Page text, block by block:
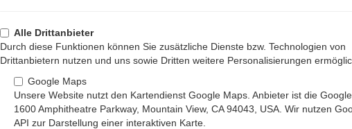
Alle Drittanbieter
Durch diese Funktionen können Sie zusätzliche Dienste bzw. Technologien von
Drittanbietern nutzen und uns sowie Dritten weitere Personalisierungen
Google Maps
Unsere Website nutzt den Kartendienst Google Maps. Anbieter ist die Google
1600 Amphitheatre Parkway, Mountain View, CA 94043, USA. Wir nutzen
API zur Darstellung einer interaktiven Karte.